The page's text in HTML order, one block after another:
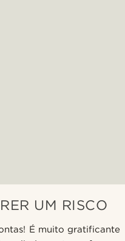
UM RISCO
É muito gratificante